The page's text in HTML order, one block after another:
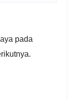
pada